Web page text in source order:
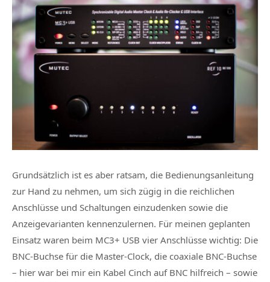
Grundsätzlich ist es aber ratsam, die Bedienungsanleitung
zur Hand zu nehmen, um sich zügig in die reichlichen
Anschlüsse und Schaltungen einzudenken sowie die
Anzeigevarianten kennenzulernen. Für meinen geplanten
Einsatz waren beim MC3+ USB vier Anschlüsse wichtig: Die
BNC-Buchse für die Master-Clock, die coaxiale BNC-Buchse
– hier war bei mir ein Kabel Cinch auf BNC hilfreich – sowie